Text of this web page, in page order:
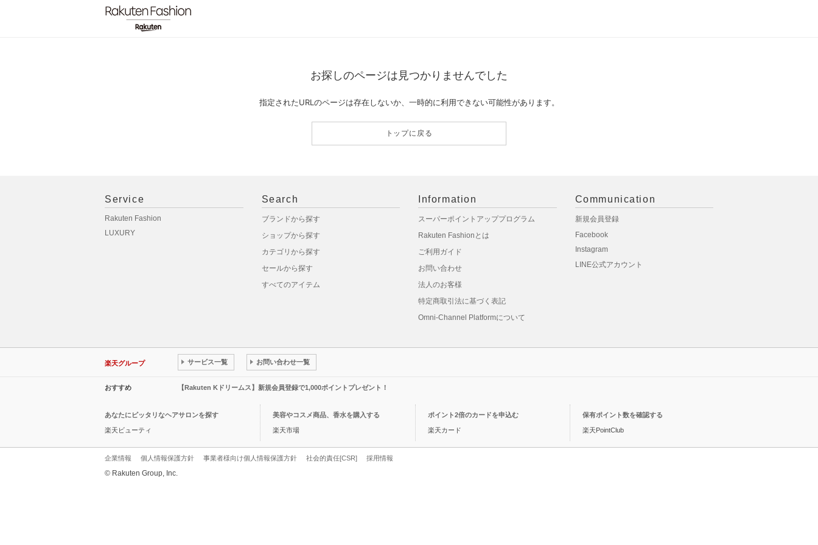
お探しのページは見つかりませんでした
指定されたURLのページは存在しないか、一時的に利用できない可能性があります。
トップに戻る
Service
Rakuten Fashion
LUXURY
Search
ブランドから探す
ショップから探す
カテゴリから探す
セールから探す
すべてのアイテム
Information
スーパーポイントアッププログラム
Rakuten Fashionとは
ご利用ガイド
お問い合わせ
法人のお客様
特定商取引法に基づく表記
Omni-Channel Platformについて
Communication
新規会員登録
Facebook
Instagram
LINE公式アカウント
楽天グループ サービス一覧 お問い合わせ一覧
おすすめ 【Rakuten Kドリームス】新規会員登録で1,000ポイントプレゼント！
あなたにピッタリなヘアサロンを探す
楽天ビューティ
美容やコスメ商品、香水を購入する
楽天市場
ポイント2倍のカードを申込む
楽天カード
保有ポイント数を確認する
楽天PointClub
企業情報 個人情報保護方針 事業者様向け個人情報保護方針 社会的責任[CSR] 採用情報
© Rakuten Group, Inc.